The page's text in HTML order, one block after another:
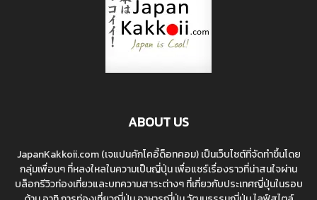
ABOUT US
JapanKakkoii.com (เจแปนคักโคอี้ด็อทคอม) เป็นเว็บไซต์ที่จัดทำขึ้นโดย
กลุ่มเพื่อนๆ ที่หลงใหลในความเป็นญี่ปุ่น เพื่อแชร์เรื่องราวที่น่าสนใจผ่าน
บล็อกรีวิวท่องเที่ยวและบทความสาระต่างๆ ที่เกี่ยวกับประเทศญี่ปุ่นในรอบ